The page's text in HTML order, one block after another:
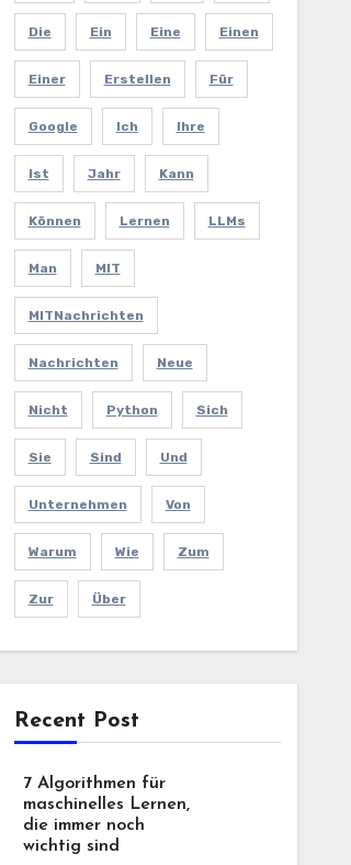
Die Ein Eine Einen
Einer Erstellen Für
Google Ich Ihre
Ist Jahr Kann
Können Lernen LLMs
Man MIT
MITNachrichten
Nachrichten Neue
Nicht Python Sich
Sie Sind Und
Unternehmen Von
Warum Wie Zum
Zur Über
Recent Post
7 Algorithmen für
maschinelles Lernen,
die immer noch
wichtig sind